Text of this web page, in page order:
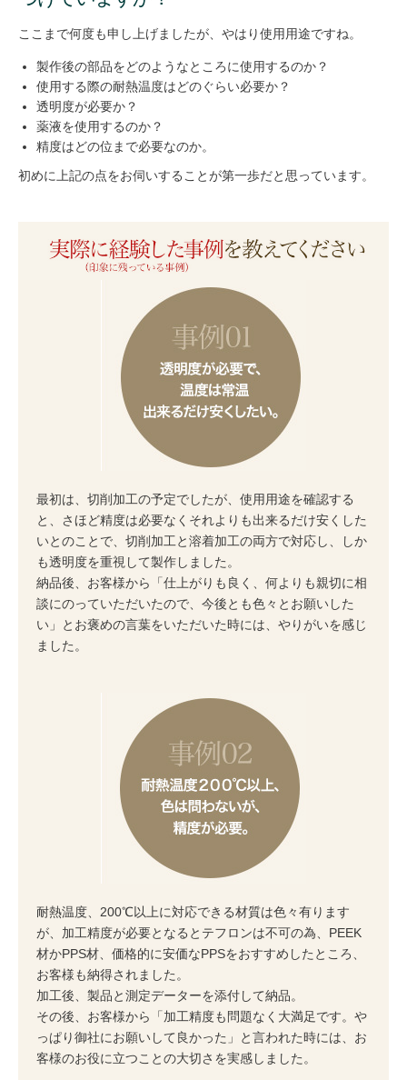
ここまで何度も申し上げましたが、やはり使用用途ですね。
製作後の部品をどのようなところに使用するのか？
使用する際の耐熱温度はどのぐらい必要か？
透明度が必要か？
薬液を使用するのか？
精度はどの位まで必要なのか。
初めに上記の点をお伺いすることが第一歩だと思っています。
最初は、切削加工の予定でしたが、使用用途を確認する
と、さほど精度は必要なくそれよりも出来るだけ安くした
いとのことで、切削加工と溶着加工の両方で対応し、しか
も透明度を重視して製作しました。
納品後、お客様から「仕上がりも良く、何よりも親切に相
談にのっていただいたので、今後とも色々とお願いした
い」とお褒めの言葉をいただいた時には、やりがいを感じ
ました。
耐熱温度、200℃以上に対応できる材質は色々有ります
が、加工精度が必要となるとテフロンは不可の為、PEEK
材かPPS材、価格的に安価なPPSをおすすめしたところ、
お客様も納得されました。
加工後、製品と測定データーを添付して納品。
その後、お客様から「加工精度も問題なく大満足です。や
っぱり御社にお願いして良かった」と言われた時には、お
客様のお役に立つことの大切さを実感しました。